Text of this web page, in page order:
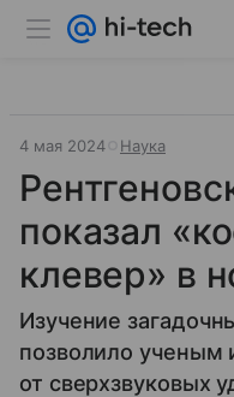
4 мая 2024 Наука
показал
клевер» в
Изучение
позволило ученым
от сверхзвуковых